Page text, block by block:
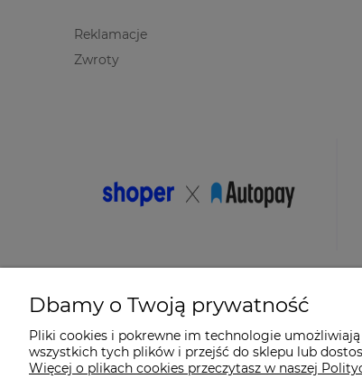
Reklamacje
Zwroty
© 2026 suprabike.pl. Wszelkie prawa
Dbamy o Twoją prywatność
Pliki cookies i pokrewne im technologie
wszystkich tych plików i przejść do sklepu lub
Więcej o plikach cookies przeczytasz w naszej